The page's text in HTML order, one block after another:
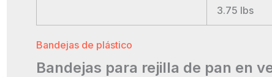
3.75 lbs
Bandejas de plástico
Bandejas para rejilla de pan en